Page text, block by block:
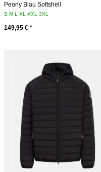
Peony Blau Softshell
SMLXLXXL3XL
149,95 € *